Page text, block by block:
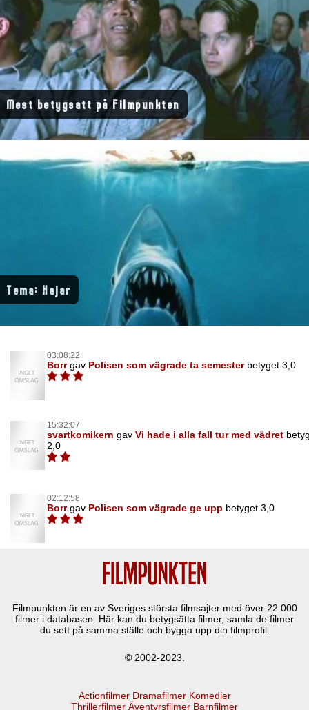
Mest betygsatt på Filmpunkten
Tema: Hajar
03:08:22
Borrgav Polisen som vägrade ta semester betyget 3,0
15:32:07
svartkomikern gav Vi hade i alla fall tur med vädret
2,0
02:12:58
Borrgav Polisen som vägrade ge upp betyget 3,0
Filmpunkten är en av Sveriges största filmsajter med över 22 000
filmer i databasen. Här kan du betygsätta filmer, samla de filmer
du sett på samma ställe och bygga upp din filmprofil.
© 2002-2023.
Actionfilmer Dramafilmer Komedier
Thrillerfilmer Äventyrsfilmer Barnfilmer